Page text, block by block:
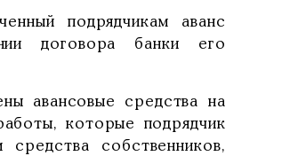
подрядчикам аванс
договора банки его
авансовые средства на
которые подрядчик
собственников,